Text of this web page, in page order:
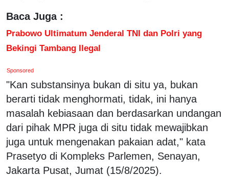
Baca Juga :
Prabowo Ultimatum Jenderal TNI dan Polri yang
Bekingi Tambang Ilegal
Sponsored
"Kan substansinya bukan di situ ya, bukan
berarti tidak menghormati, tidak, ini hanya
masalah kebiasaan dan berdasarkan undangan
dari pihak MPR juga di situ tidak mewajibkan
juga untuk mengenakan pakaian adat," kata
Prasetyo di Kompleks Parlemen, Senayan,
Jakarta Pusat, Jumat (15/8/2025).